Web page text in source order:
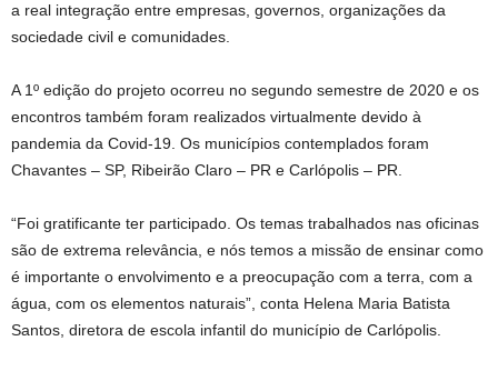
a real integração entre empresas, governos, organizações da
sociedade civil e comunidades.
A 1º edição do projeto ocorreu no segundo semestre de 2020 e os
encontros também foram realizados virtualmente devido à
pandemia da Covid-19. Os municípios contemplados foram
Chavantes – SP, Ribeirão Claro – PR e Carlópolis – PR.
“Foi gratificante ter participado. Os temas trabalhados nas oficinas
são de extrema relevância, e nós temos a missão de ensinar como
é importante o envolvimento e a preocupação com a terra, com a
água, com os elementos naturais”, conta Helena Maria Batista
Santos, diretora de escola infantil do município de Carlópolis.